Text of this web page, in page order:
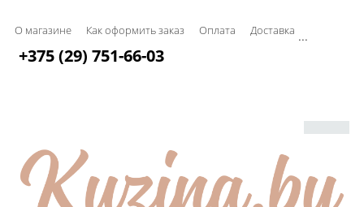
О магазине Как оформить заказ Оплата Доставка ...
+375 (29) 751-66-03